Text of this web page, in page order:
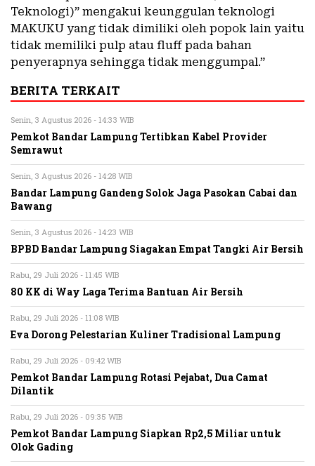
Teknologi)” mengakui keunggulan teknologi
MAKUKU yang tidak dimiliki oleh popok lain yaitu
tidak memiliki pulp atau fluff pada bahan
penyerapnya sehingga tidak menggumpal.”
BERITA TERKAIT
Senin, 3 Agustus 2026 - 14:33 WIB
Pemkot Bandar Lampung Tertibkan Kabel Provider
Semrawut
Senin, 3 Agustus 2026 - 14:28 WIB
Bandar Lampung Gandeng Solok Jaga Pasokan Cabai dan
Bawang
Senin, 3 Agustus 2026 - 14:23 WIB
BPBD Bandar Lampung Siagakan Empat Tangki Air Bersih
Rabu, 29 Juli 2026 - 11:45 WIB
80 KK di Way Laga Terima Bantuan Air Bersih
Rabu, 29 Juli 2026 - 11:08 WIB
Eva Dorong Pelestarian Kuliner Tradisional Lampung
Rabu, 29 Juli 2026 - 09:42 WIB
Pemkot Bandar Lampung Rotasi Pejabat, Dua Camat
Dilantik
Rabu, 29 Juli 2026 - 09:35 WIB
Pemkot Bandar Lampung Siapkan Rp2,5 Miliar untuk
Olok Gading